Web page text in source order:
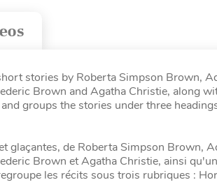
stories by Roberta Simpson Brown,
Brown and Agatha Christie, along
groups the stories under three
glaçantes, de Roberta Simpson Brown,
Brown et Agatha Christie, ainsi
les récits sous trois rubriques :